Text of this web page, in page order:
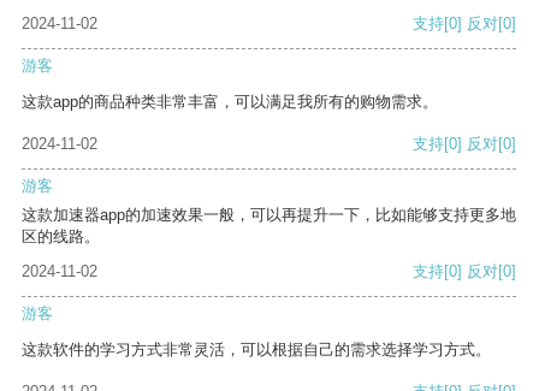
2024-11-02
支持[0] 反对[0]
游客
这款app的商品种类非常丰富，可以满足我所有的购物需求。
2024-11-02 支持[0] 反对[0]
游客
这款加速器app的加速效果一般，可以再提升一下，比如能够支持更多地
区的线路。
2024-11-02
支持[0] 反对[0]
游客
这款软件的学习方式非常灵活，可以根据自己的需求选择学习方式。